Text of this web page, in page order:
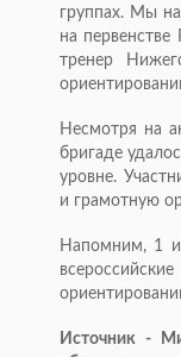
группах. Мы
на
тренер
Несмотря на
бригаде
уровне.
и грамотную
Напомним, 1
Источник -